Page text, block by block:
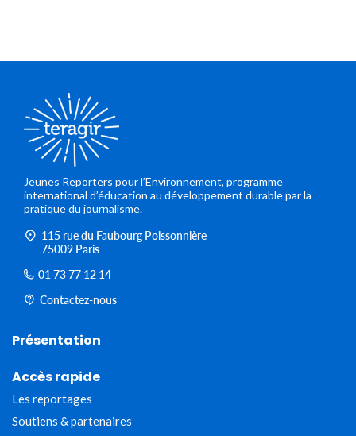
Jeunes Reporters pour l’Environnement, programme
international d’éducation au développement durable par la
pratique du journalisme.
115 rue du Faubourg Poissonnière
75009 Paris
01 73 77 12 14
Contactez-nous
Présentation
Accès rapide
Les reportages
Soutiens & partenaires